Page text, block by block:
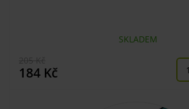
SKLADEM
184 Kč